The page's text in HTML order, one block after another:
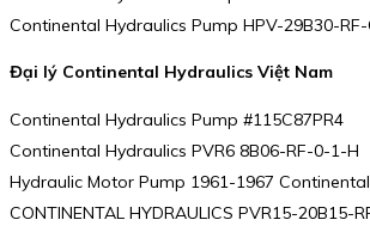
Continental Hydraulics Pump HPV-29B30-RF-
Đại lý Continental Hydraulics Việt Nam
Continental Hydraulics Pump #115C87PR4
Continental Hydraulics PVR6 8B06-RF-0-1-H
Hydraulic Motor Pump 1961-1967 Continental
CONTINENTAL HYDRAULICS PVR15-20B15-